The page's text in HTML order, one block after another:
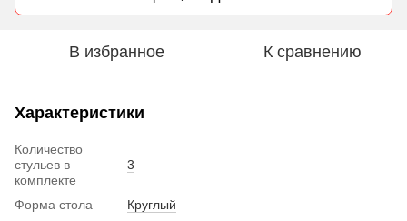
В избранное К сравнению
Характеристики
Количество
стульев в
комплекте
3
Форма стола
Круглый